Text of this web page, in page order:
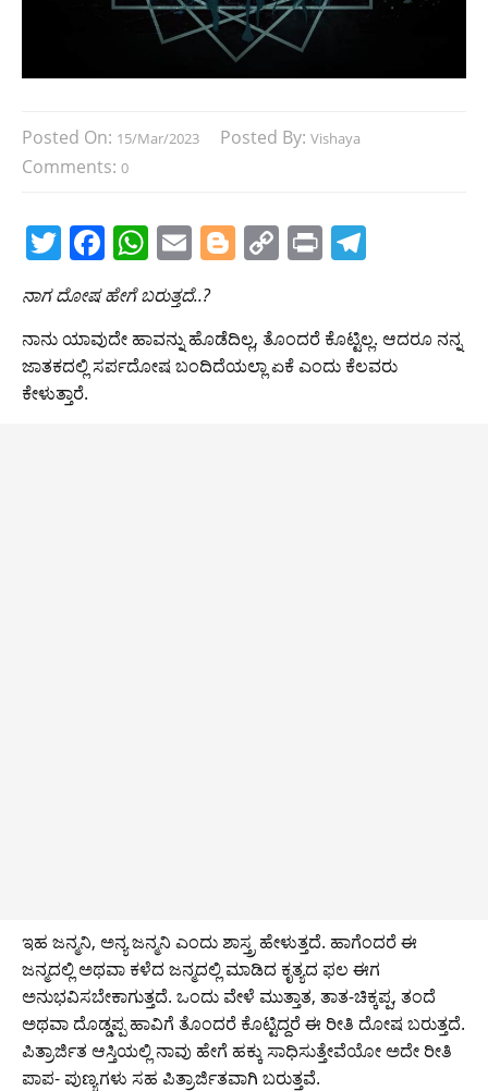
Posted On: 15/Mar/2023 Posted By: Vishaya
Comments: 0
T
w
itt
er
F
a
c
e
b
W
h
at
s
A
E
m
ai
l
Bl
g
er
C
y
Li
Pr
gr
a
ನಾಗ ದೋಷ ಹೇಗೆ ಬರುತ್ತದೆ..?
ನಾನು ಯಾವುದೇ ಹಾವನ್ನು ಹೊಡೆದಿಲ್ಲ, ತೊಂದರೆ ಕೊಟ್ಟಿಲ್ಲ. ಆದರೂ ನನ್ನ
ಜಾತಕದಲ್ಲಿ ಸರ್ಪದೋಷ ಬಂದಿದೆಯಲ್ಲಾ ಏಕೆ ಎಂದು ಕೆಲವರು
ಕೇಳುತ್ತಾರೆ.
ಇಹ ಜನ್ಮನಿ, ಅನ್ಯ ಜನ್ಮನಿ ಎಂದು ಶಾಸ್ತ್ರ ಹೇಳುತ್ತದೆ. ಹಾಗೆಂದರೆ ಈ
ಜನ್ಮದಲ್ಲಿ ಅಥವಾ ಕಳೆದ ಜನ್ಮದಲ್ಲಿ ಮಾಡಿದ ಕೃತ್ಯದ ಫಲ ಈಗ
ಅನುಭವಿಸಬೇಕಾಗುತ್ತದೆ. ಒಂದು ವೇಳೆ ಮುತ್ತಾತ, ತಾತ-ಚಿಕ್ಕಪ್ಪ, ತಂದೆ
ಅಥವಾ ದೊಡ್ಡಪ್ಪ ಹಾವಿಗೆ ತೊಂದರೆ ಕೊಟ್ಟಿದ್ದರೆ ಈ ರೀತಿ ದೋಷ ಬರುತ್ತದೆ.
ಪಿತ್ರಾರ್ಜಿತ ಆಸ್ತಿಯಲ್ಲಿ ನಾವು ಹೇಗೆ ಹಕ್ಕು ಸಾಧಿಸುತ್ತೇವೆಯೋ ಅದೇ ರೀತಿ
ಪಾಪ- ಪುಣ್ಯಗಳು ಸಹ ಪಿತ್ರಾರ್ಜಿತವಾಗಿ ಬರುತ್ತವೆ.